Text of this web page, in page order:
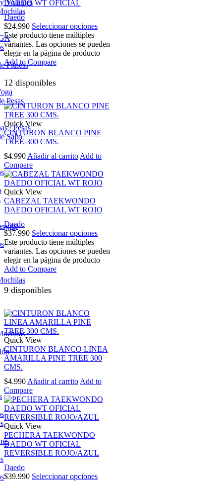
Volantes
Fitness
Pesas
/ Pesas
Salto
DAEDO WT OFICIAL
Daedo
$24.990 Seleccionar opciones
Este producto tiene múltiples
variantes. Las opciones se pueden
elegir en la página de producto
Add to Compare
12 disponibles
Quick View
CINTURON BLANCO PINE
TREE 300 CMS.
$4.990 Añadir al carrito Add to
Compare
Quick View
CABEZAL TAEKWONDO
DAEDO OFICIAL WT ROJO
Daedo
$37.990 Seleccionar opciones
Este producto tiene múltiples
variantes. Las opciones se pueden
elegir en la página de producto
Add to Compare
9 disponibles
Quick View
CINTURON BLANCO LINEA
AMARILLA PINE TREE 300
CMS.
$4.990 Añadir al carrito Add to
Compare
Quick View
PECHERA TAEKWONDO
DAEDO WT OFICIAL
REVERSIBLE ROJO/AZUL
Daedo
$39.990 Seleccionar opciones